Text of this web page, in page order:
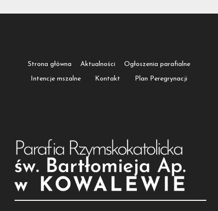
Strona główna Aktualności Ogłoszenia parafialne
Intencje mszalne Kontakt Plan Peregrynacji